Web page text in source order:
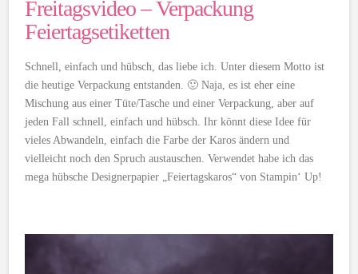
Freitagsvideo – Verpackung
Feiertagsetiketten
Schnell, einfach und hübsch, das liebe ich. Unter diesem Motto ist
die heutige Verpackung entstanden. 🙂 Naja, es ist eher eine
Mischung aus einer Tüte/Tasche und einer Verpackung, aber auf
jeden Fall schnell, einfach und hübsch. Ihr könnt diese Idee für
vieles Abwandeln, einfach die Farbe der Karos ändern und
vielleicht noch den Spruch austauschen. Verwendet habe ich das
mega hübsche Designerpapier „Feiertagskaros“ von Stampin‘ Up!